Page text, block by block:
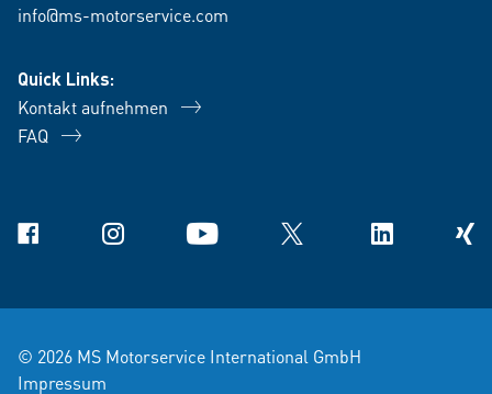
info@ms-motorservice.com
Quick Links:
Kontakt aufnehmen
FAQ
Facebook Instagram YouTube X Linkedin Xing
© 2026 MS Motorservice International GmbH
Impressum